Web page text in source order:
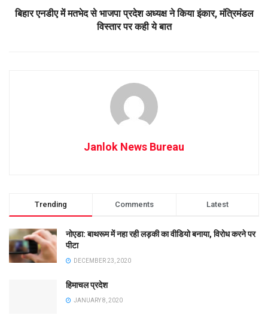
बिहार एनडीए में मतभेद से भाजपा प्रदेश अध्यक्ष ने किया इंकार, मंत्रिमंडल
विस्तार पर कही ये बात
Janlok News Bureau
Trending Comments Latest
नोएडा: बाथरूम में नहा रही लड़की का वीडियो बनाया, विरोध करने पर
पीटा
DECEMBER 23, 2020
हिमाचल प्रदेश
JANUARY 8, 2020